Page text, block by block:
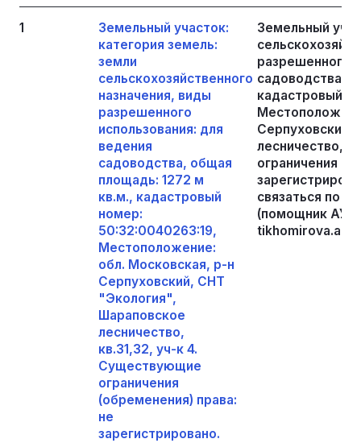
1
Земельный участок:
категория земель:
земли
сельскохозяйственного
назначения, виды
разрешенного
использования: для
ведения
садоводства, общая
площадь: 1272 м
кв.м., кадастровый
номер:
50:32:0040263:19,
Местоположение:
обл. Московская, р-н
Серпуховский, СНТ
"Экология",
Шараповское
лесничество,
кв.31,32, уч-к 4.
Существующие
ограничения
(обременения) права:
не
зарегистрировано.
Земельный
разрешенного
садоводства,
кадастровый
Серпуховский,
лесничество,
ограничения
связаться по
(помощник АУ)